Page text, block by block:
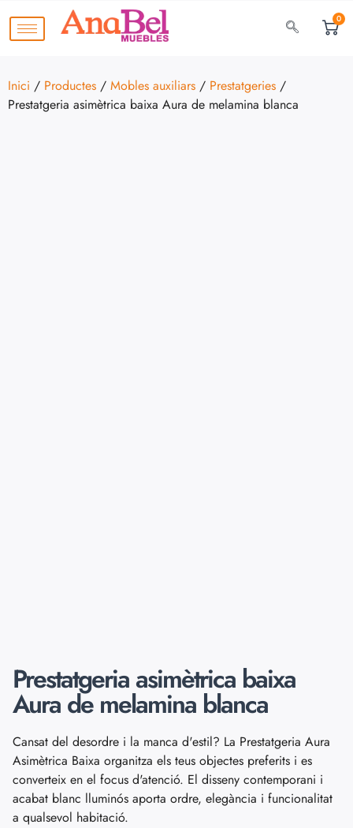
0
Inici / Productes / Mobles auxiliars / Prestatgeries /
Prestatgeria asimètrica baixa Aura de melamina blanca
Prestatgeria asimètrica baixa
Aura de melamina blanca
Cansat del desordre i la manca d'estil? La Prestatgeria Aura
Asimètrica Baixa organitza els teus objectes preferits i es
converteix en el focus d'atenció. El disseny contemporani i
acabat blanc lluminós aporta ordre, elegància i funcionalitat
a qualsevol habitació.